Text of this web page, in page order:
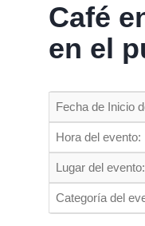
Café
en el
Fecha de Inicio
Hora del evento:
Lugar del evento:
Categoría del